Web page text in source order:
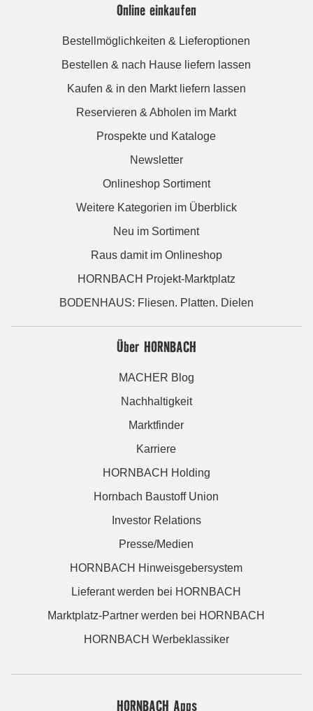
Online einkaufen
Bestellmöglichkeiten & Lieferoptionen
Bestellen & nach Hause liefern lassen
Kaufen & in den Markt liefern lassen
Reservieren & Abholen im Markt
Prospekte und Kataloge
Newsletter
Onlineshop Sortiment
Weitere Kategorien im Überblick
Neu im Sortiment
Raus damit im Onlineshop
HORNBACH Projekt-Marktplatz
BODENHAUS: Fliesen. Platten. Dielen
Über HORNBACH
MACHER Blog
Nachhaltigkeit
Marktfinder
Karriere
HORNBACH Holding
Hornbach Baustoff Union
Investor Relations
Presse/Medien
HORNBACH Hinweisgebersystem
Lieferant werden bei HORNBACH
Marktplatz-Partner werden bei HORNBACH
HORNBACH Werbeklassiker
HORNBACH Apps